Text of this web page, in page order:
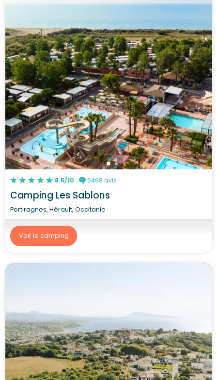
8.5/10 5498 avis
Camping Les Sablons
Portiragnes, Hérault, Occitanie
Voir le camping